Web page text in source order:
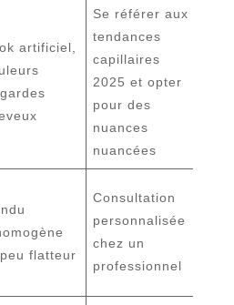
artificiel,
Se référer aux
tendances
capillaires
2025 et opter
pour des
nuances
nuancées
flatteur
Consultation
personnalisée
chez un
professionnel